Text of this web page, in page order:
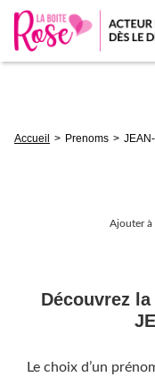
d'Ariane
Accueil Prenoms
Ajouter à
Découvrez
Le choix d’un